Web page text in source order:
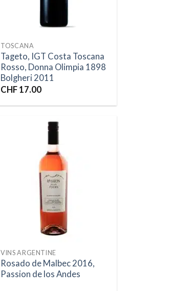
TOSCANA
Tageto, IGT Costa Toscana
Rosso, Donna Olimpia 1898
Bolgheri 2011
CHF 17.00
VINS ARGENTINE
Rosado de Malbec 2016,
Passion de los Andes